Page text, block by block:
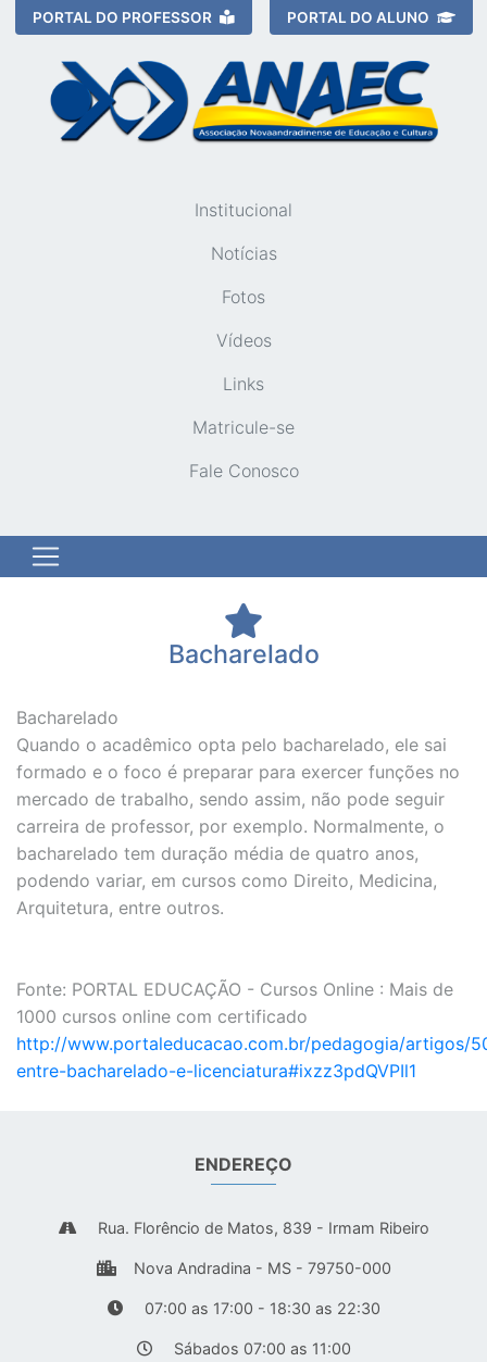
PORTAL DO PROFESSOR PORTAL DO ALUNO
Institucional
Notícias
Fotos
Vídeos
Links
Matricule-se
Fale Conosco
Bacharelado
Bacharelado
Quando o acadêmico opta pelo bacharelado, ele sai
formado e o foco é preparar para exercer funções no
mercado de trabalho, sendo assim, não pode seguir
carreira de professor, por exemplo. Normalmente, o
bacharelado tem duração média de quatro anos,
podendo variar, em cursos como Direito, Medicina,
Arquitetura, entre outros.
Fonte: PORTAL EDUCAÇÃO - Cursos Online : Mais de
1000 cursos online com certificado
http://www.portaleducacao.com.br/pedagogia/artigos/
entre-bacharelado-e-licenciatura#ixzz3pdQVPIl1
ENDEREÇO
Rua. Florêncio de Matos, 839 - Irmam Ribeiro
Nova Andradina - MS - 79750-000
07:00 as 17:00 - 18:30 as 22:30
Sábados 07:00 as 11:00